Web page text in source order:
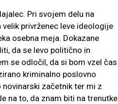
Pri svojem delu na
privrženec leve ideologije
osebna meja. Dokazane
da se levo politično in
se odločil, da si bom vzel čas
kriminalno poslovno
začetnik ter mi z
na to, da znam biti na trenutke